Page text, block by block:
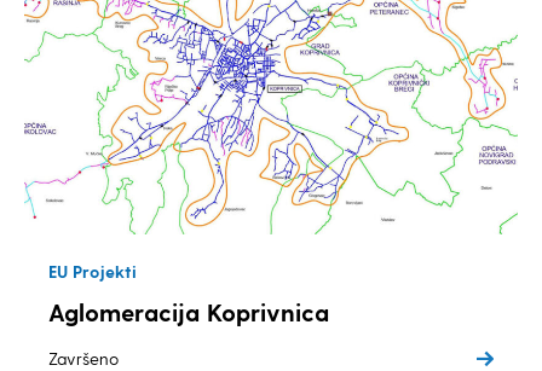
EU Projekti
Aglomeracija Koprivnica
Završeno